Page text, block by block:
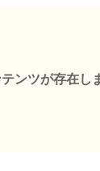
ンツが存在し